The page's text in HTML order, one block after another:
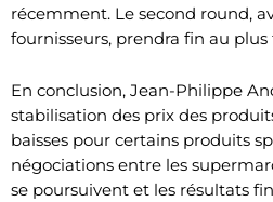
récemment. Le second round,
fournisseurs, prendra fin au plus
En conclusion, Jean-Philippe
stabilisation des prix des
baisses pour certains produits
négociations entre les
se poursuivent et les résultats